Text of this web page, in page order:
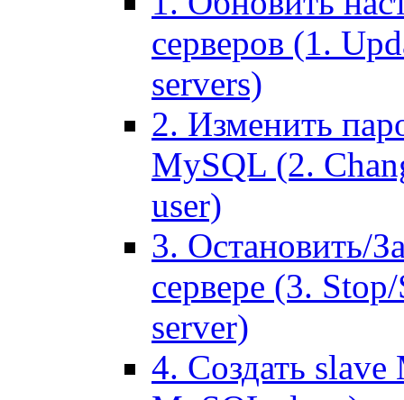
серверов (1.
servers)
2. Изменить
MySQL (2.
user)
3. Остановить/
сервере (3.
server)
4. Создать